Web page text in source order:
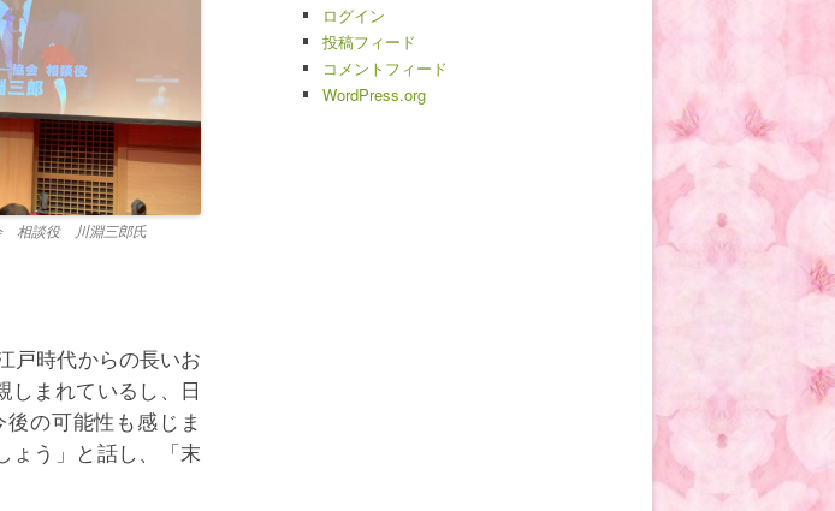
相談役 川淵三郎氏
戸時代からの長いお
しまれているし、日
の可能性も感じま
ょう」と話し、「末
ログイン
投稿フィード
コメントフィード
WordPress.org